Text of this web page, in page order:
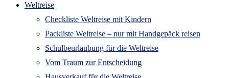
Weltreise
Checkliste Weltreise mit Kindern
Packliste Weltreise – nur mit Handgepäck reisen
Schulbeurlaubung für die Weltreise
Vom Traum zur Entscheidung